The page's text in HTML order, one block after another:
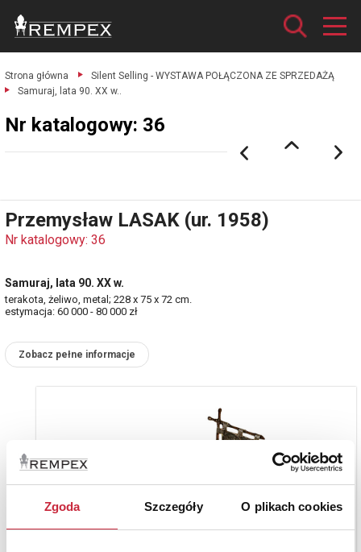
Zgoda Szczegóły O plikach cookies
Strona główna
Silent Selling - WYSTAWA POŁĄCZONA ZE SPRZEDAŻĄ
Samuraj, lata 90. XX w..
Nr katalogowy: 36
Przemysław LASAK (ur. 1958)
Nr katalogowy: 36
Samuraj, lata 90. XX w.
terakota, żeliwo, metal; 228 x 75 x 72 cm.
estymacja: 60 000 - 80 000 zł
Zobacz pełne informacje